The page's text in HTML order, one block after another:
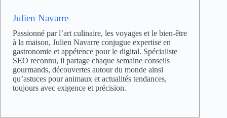
Julien Navarre
Passionné par l’art culinaire, les voyages et le bien-être
à la maison, Julien Navarre conjugue expertise en
gastronomie et appétence pour le digital. Spécialiste
SEO reconnu, il partage chaque semaine conseils
gourmands, découvertes autour du monde ainsi
qu’astuces pour animaux et actualités tendances,
toujours avec exigence et précision.